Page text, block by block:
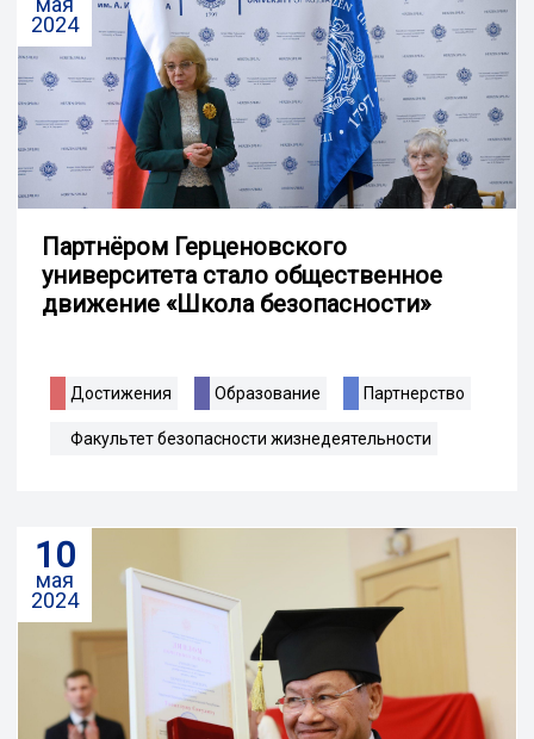
2024
Партнёром Герценовского
университета стало общественное
движение «Школа безопасности»
Достижения Образование Партнерство
Факультет безопасности жизнедеятельности
10
мая
2024